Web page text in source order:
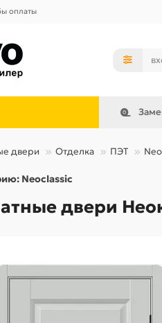
оплаты
двери Отделка ПЭТ
Neoclassic
двери